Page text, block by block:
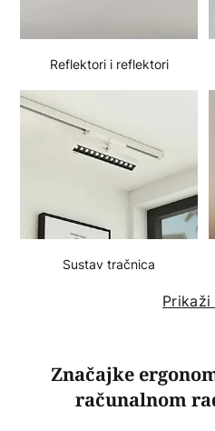
Reflektori i reflektori
Sustav tračnica
Značajke
računalnom